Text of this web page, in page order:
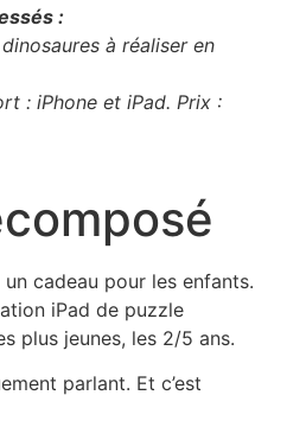
:
à réaliser en
: iPhone et iPad. Prix :
cadeau pour les enfants.
iPad de puzzle
plus jeunes, les 2/5 ans.
parlant. Et c’est